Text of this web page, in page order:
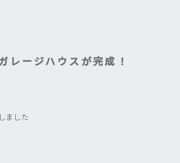
ージハウスが完成！
ました